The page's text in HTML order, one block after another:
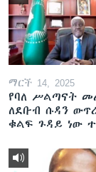
ማርች 14, 2025
የባለ ሥልጣናት
ለደቡብ ሱዳን
ቁልፍ ጉዳይ ነው